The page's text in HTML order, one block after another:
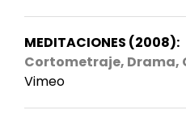
MEDITACIONES (2008):
Cortometraje, Drama,
Vimeo